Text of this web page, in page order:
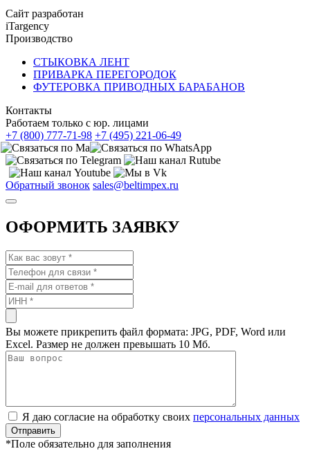
Сайт разработан
iTargency
Производство
СТЫКОВКА ЛЕНТ
ПРИВАРКА ПЕРЕГОРОДОК
ФУТЕРОВКА ПРИВОДНЫХ БАРАБАНОВ
Контакты
Работаем только с юр. лицами
+7 (800) 777-71-98 +7 (495) 221-06-49
Обратный звонок sales@beltimpex.ru
ОФОРМИТЬ ЗАЯВКУ
Вы можете прикрепить файл формата: JPG, PDF, Word или
Excel. Размер не должен превышать 10 Мб.
Я даю согласие на обработку своих персональных данных
*Поле обязательно для заполнения